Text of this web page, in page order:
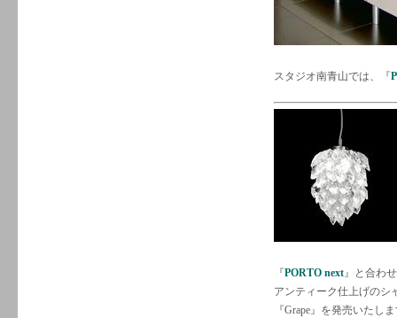
スタジオ南青山では、『
『PORTO next』と合わ
アンティーク仕上げのシ
『Grape』を発売いたし